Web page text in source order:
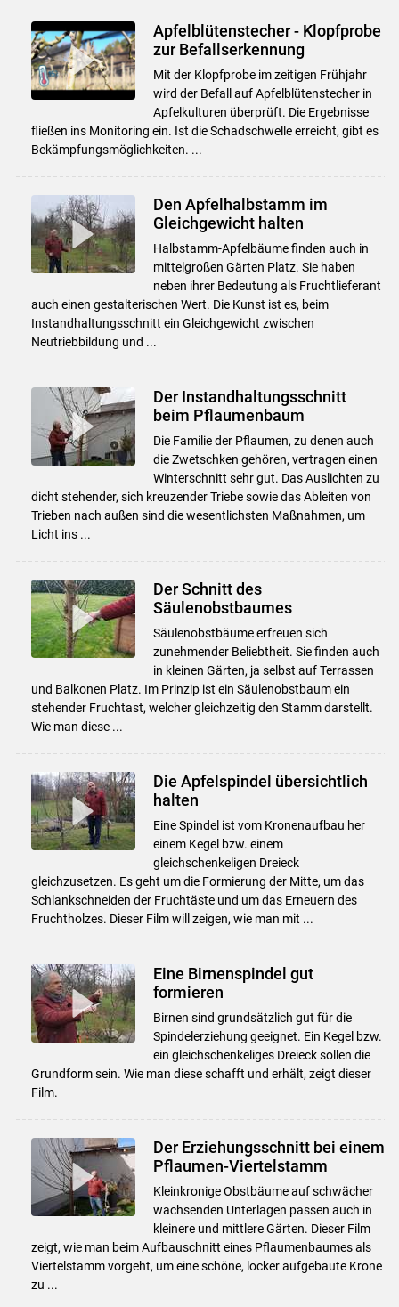
Skip to main content
Apfelblütenstecher - Klopfprobe
zur Befallserkennung
Mit der Klopfprobe im zeitigen Frühjahr
wird der Befall auf Apfelblütenstecher in
Apfelkulturen überprüft. Die Ergebnisse
fließen ins Monitoring ein. Ist die Schadschwelle erreicht, gibt es
Bekämpfungsmöglichkeiten. ...
Den Apfelhalbstamm im
Gleichgewicht halten
Halbstamm-Apfelbäume finden auch in
mittelgroßen Gärten Platz. Sie haben
neben ihrer Bedeutung als Fruchtlieferant
auch einen gestalterischen Wert. Die Kunst ist es, beim
Instandhaltungsschnitt ein Gleichgewicht zwischen
Neutriebbildung und ...
Der Instandhaltungsschnitt
beim Pflaumenbaum
Die Familie der Pflaumen, zu denen auch
die Zwetschken gehören, vertragen einen
Winterschnitt sehr gut. Das Auslichten zu
dicht stehender, sich kreuzender Triebe sowie das Ableiten von
Trieben nach außen sind die wesentlichsten Maßnahmen, um
Licht ins ...
Der Schnitt des
Säulenobstbaumes
Säulenobstbäume erfreuen sich
zunehmender Beliebtheit. Sie finden auch
in kleinen Gärten, ja selbst auf Terrassen
und Balkonen Platz. Im Prinzip ist ein Säulenobstbaum ein
stehender Fruchtast, welcher gleichzeitig den Stamm darstellt.
Wie man diese ...
Die Apfelspindel übersichtlich
halten
Eine Spindel ist vom Kronenaufbau her
einem Kegel bzw. einem
gleichschenkeligen Dreieck
gleichzusetzen. Es geht um die Formierung der Mitte, um das
Schlankschneiden der Fruchtäste und um das Erneuern des
Fruchtholzes. Dieser Film will zeigen, wie man mit ...
Eine Birnenspindel gut
formieren
Birnen sind grundsätzlich gut für die
Spindelerziehung geeignet. Ein Kegel bzw.
ein gleichschenkeliges Dreieck sollen die
Grundform sein. Wie man diese schafft und erhält, zeigt dieser
Film.
Der Erziehungsschnitt bei einem
Pflaumen-Viertelstamm
Kleinkronige Obstbäume auf schwächer
wachsenden Unterlagen passen auch in
kleinere und mittlere Gärten. Dieser Film
zeigt, wie man beim Aufbauschnitt eines Pflaumenbaumes als
Viertelstamm vorgeht, um eine schöne, locker aufgebaute Krone
zu ...